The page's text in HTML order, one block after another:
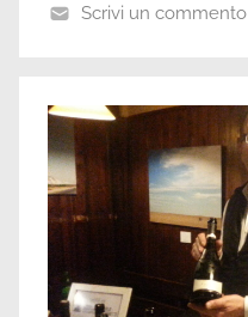
Scrivi un commento